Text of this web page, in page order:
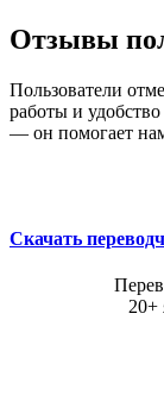
Отзывы
Пользователи
работы и
— он помогает
Скачать
20+